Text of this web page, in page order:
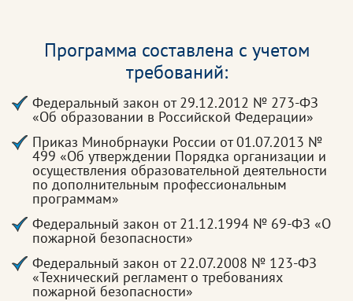
Программа составлена с учетом
требований:
Федеральный закон от 29.12.2012 № 273-ФЗ
«Об образовании в Российской Федерации»
Приказ Минобрнауки России от 01.07.2013 №
499 «Об утверждении Порядка организации и
осуществления образовательной деятельности
по дополнительным профессиональным
программам»
Федеральный закон от 21.12.1994 № 69-ФЗ «О
пожарной безопасности»
Федеральный закон от 22.07.2008 № 123-ФЗ
«Технический регламент о требованиях
пожарной безопасности»